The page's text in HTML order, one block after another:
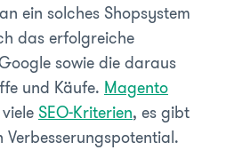
ein solches Shopsystem
das erfolgreiche
sowie die daraus
und Käufe. Magento
SEO-Kriterien, es gibt